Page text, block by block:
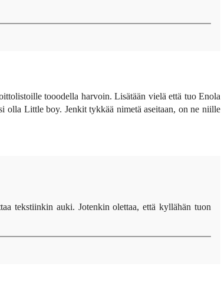
tooodella harvoin. Lisätään vielä että tuo Enola
olla Little boy. Jenkit tykkää nimetä aseitaan, on ne niille
tekstiinkin auki. Jotenkin olettaa, että kyllähän tuon